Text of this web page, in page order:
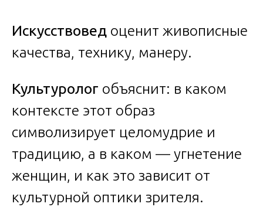
Искусствовед оценит живописные
качества, технику, манеру.
Культуролог объяснит: в каком
контексте этот образ
символизирует целомудрие и
традицию, а в каком — угнетение
женщин, и как это зависит от
культурной оптики зрителя.